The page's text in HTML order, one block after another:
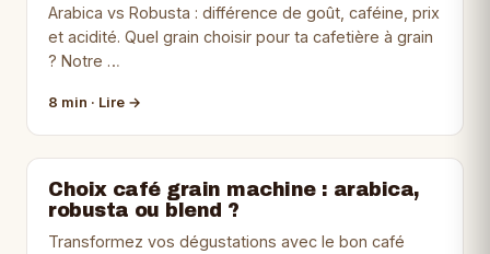
Arabica vs Robusta : différence de goût, caféine, prix
et acidité. Quel grain choisir pour ta cafetière à grain
? Notre …
8 min · Lire →
Choix café grain machine : arabica,
robusta ou blend ?
Transformez vos dégustations avec le bon café